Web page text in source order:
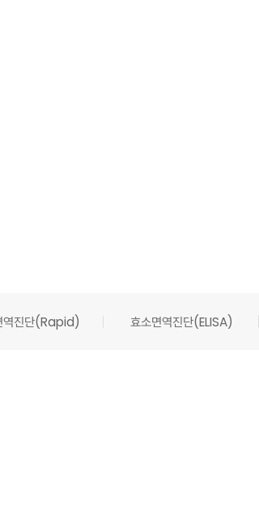
역진단(Rapid) 효소면역진단(ELISA)